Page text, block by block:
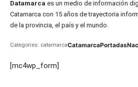
Datamarca es un medio de información
Catamarca con 15 años de trayectoria
de la provincia, el país y el mundo.
Categories: catamarcaCatamarcaPortadas
[mc4wp_form]